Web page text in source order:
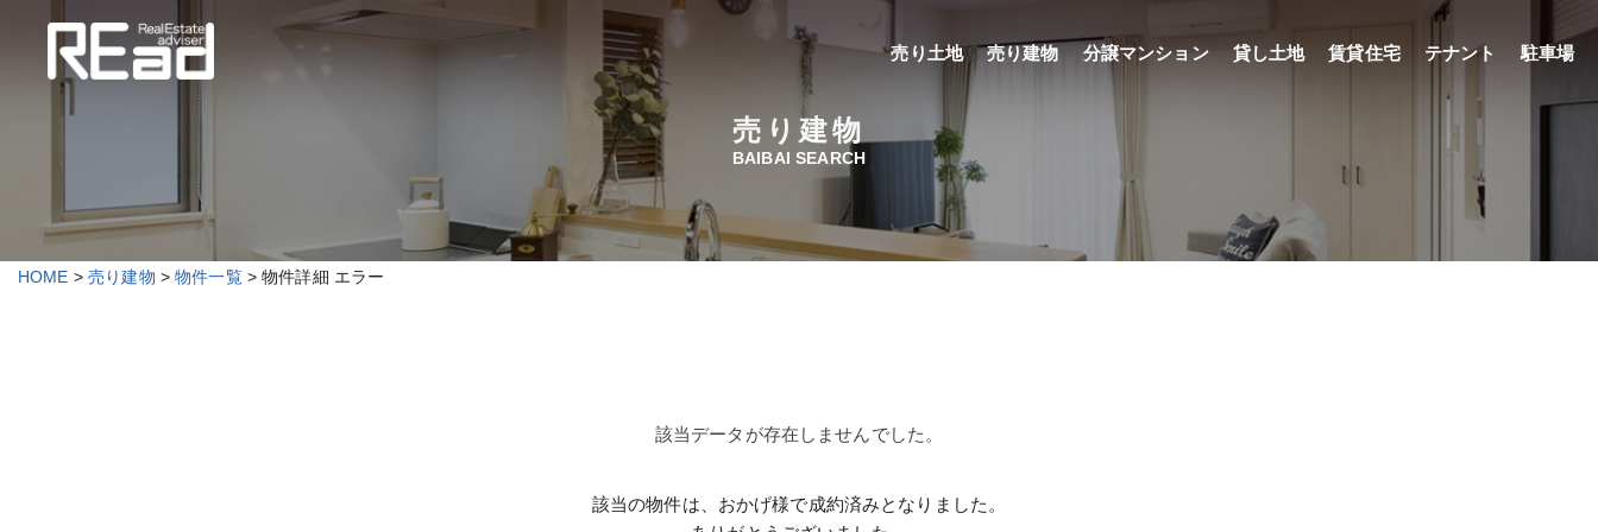
売り土地 売り建物 分譲マンション 貸し土地 賃貸住宅 テナント 駐車場
売り建物
BAIBAI SEARCH
HOME >売り建物 >物件一覧> 物件詳細 エラー
該当データが存在しませんでした。
該当の物件は、おかげ様で成約済みとなりました。